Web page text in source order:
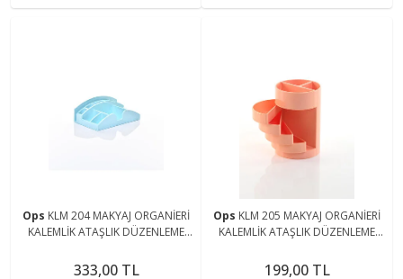
Ops KLM 204 MAKYAJ ORGANİERİ
KALEMLİK ATAŞLIK DÜZENLEME
MASAÜSTÜ ORGANİZER
333,00 TL
Ops KLM 205 MAKYAJ ORGANİERİ
KALEMLİK ATAŞLIK DÜZENLEME
MASAÜSTÜ ORGANİZER
199,00 TL